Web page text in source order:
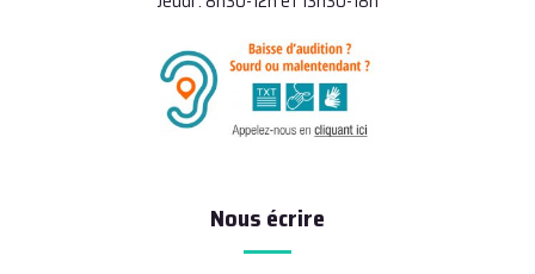
Nous écrire